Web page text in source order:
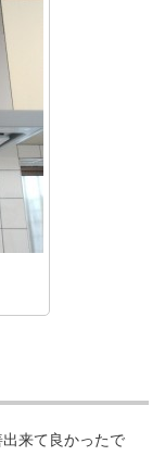
来て良かったで